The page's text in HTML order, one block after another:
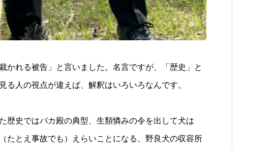
かれる被告」と言いました。名言ですが、「歴史」と
人の視点が違えば、解釈はいろいろなんです。
歴史ではバカ殿の典型、生類憐みの令を出して犬は
たとえ事故でも）えらいことになる、野良犬の収容所